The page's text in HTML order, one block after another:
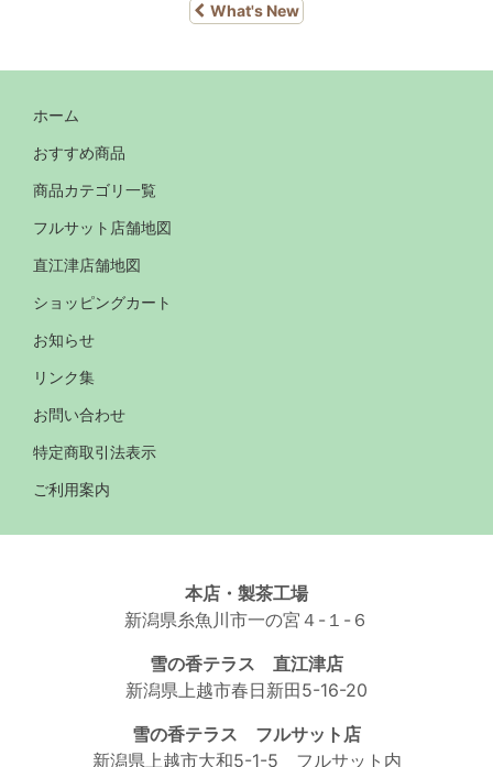
What's New
ホーム
おすすめ商品
商品カテゴリ一覧
フルサット店舗地図
直江津店舗地図
ショッピングカート
お知らせ
リンク集
お問い合わせ
特定商取引法表示
ご利用案内
本店・製茶工場
新潟県糸魚川市一の宮４-１-６
雪の香テラス 直江津店
新潟県上越市春日新田5-16-20
雪の香テラス フルサット店
新潟県上越市大和5-1-5 フルサット内